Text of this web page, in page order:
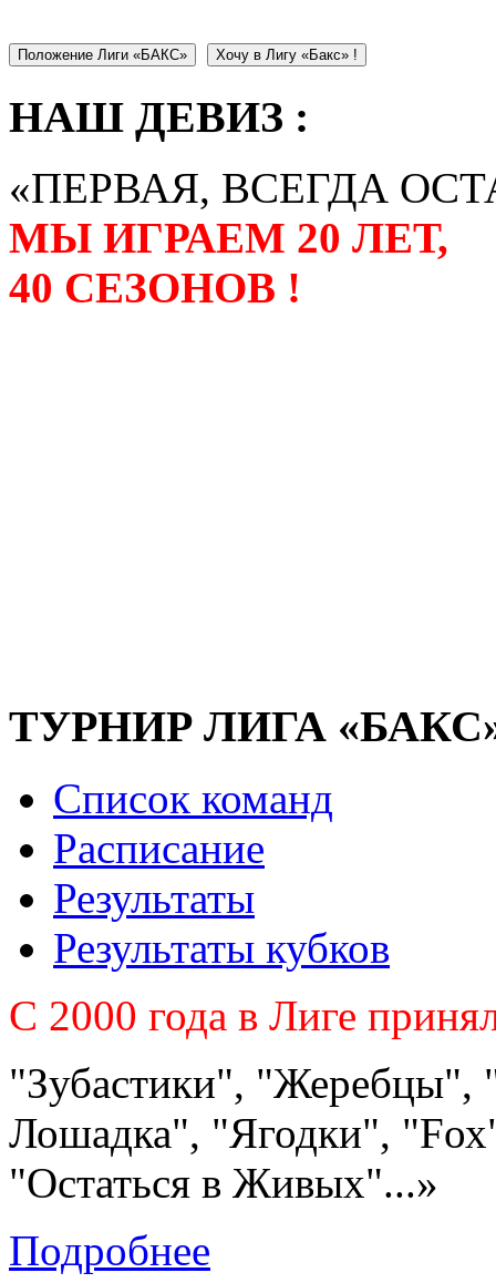
Положение Лиги «БАКС» Хочу в Лигу «Бакс» !
НАШ ДЕВИЗ :
«ПЕРВАЯ, ВСЕГДА
МЫ ИГРАЕМ 20 ЛЕТ,
40 СЕЗОНОВ !
ТУРНИР ЛИГА
Список команд
Расписание
Результаты
Результаты кубков
C 2000 года в Лиге
"Зубастики", "Жеребцы",
Лошадка", "Ягодки",
"Остаться в Живых"...»
Подробнее